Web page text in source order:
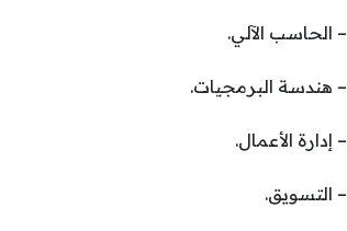
– الحاسب الآلي.
– هندسة البرمجيات.
– إدارة الأعمال.
– التسويق.